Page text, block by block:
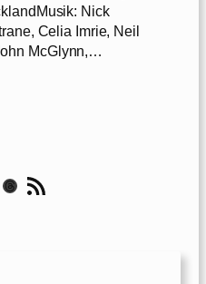
Nick
Celia Imrie, Neil
McGlynn,…
Threads RSS-Feed